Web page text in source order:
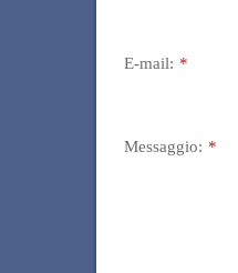
E-mail: *
Messaggio: *